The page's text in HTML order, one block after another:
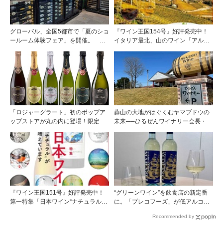
グローバル、全国5都市で「夏のショ
ールーム体験フェア」を開催。 ワ
験！！
『ワイン王国154号』好評発売中！
イタリア最北、山のワイン「アル
エが偏愛するシャンパーニュ」第二
特集「この夏の主役！ ナチュラルな
ロゼワイン」
「ロジャーグラート」初のポップア
ップストアが丸の内に登場！限定キ
蒜山の大地がはぐくむヤマブドウの
未来──ひるぜんワイナリー会長・植
『ワイン王国151号』好評発売中！
第一特集「日本ワイン“ナチュラルが
“グリーンワイン”を飲食店の新定番
に。「プレコフーズ」が低アルコー
Recommended by